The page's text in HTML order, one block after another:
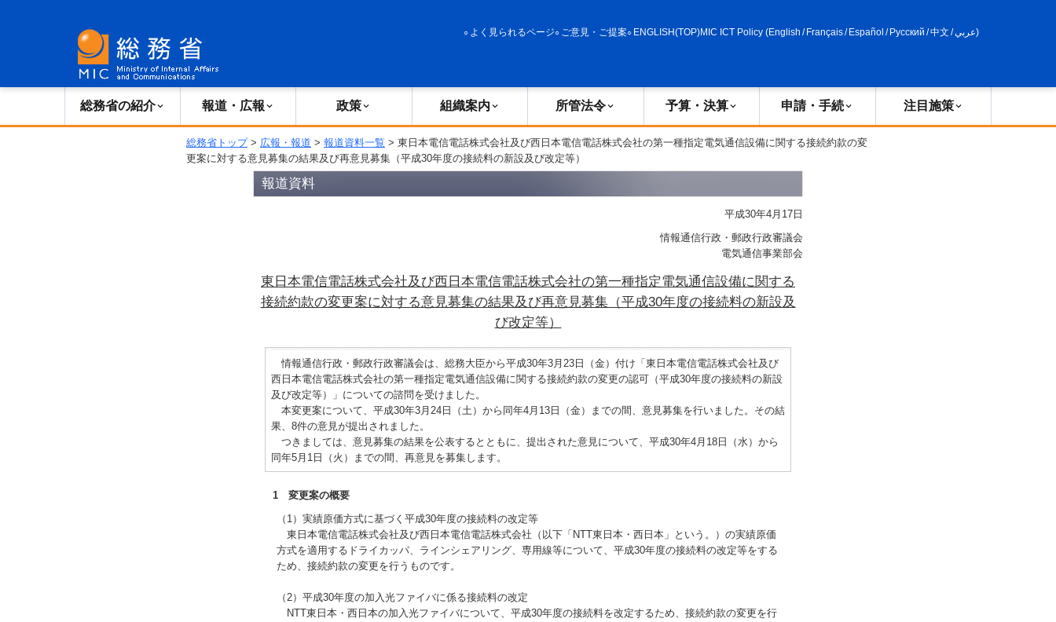
よく見られるページ ご意見・ご提案 ENGLISH(TOP)MIC ICT Policy (English / Français/ Español / Русский /中文 /عربي)
総務省の紹介 報道・広報 政策 組織案内 所管法令 予算・決算 申請・手続 注目施策
総務省トップ> 広報・報道 > 報道資料一覧 > 東日本電信電話株式会社及び西日本電信電話株式会社の第一種指定電気通信設備に関する接続約款の変
更案に対する意見募集の結果及び再意見募集（平成30年度の接続料の新設及び改定等）
報道資料
平成30年4月17日
情報通信行政・郵政行政審議会
電気通信事業部会
東日本電信電話株式会社及び西日本電信電話株式会社の第一種指定電気通信設備に関する
接続約款の変更案に対する意見募集の結果及び再意見募集（平成30年度の接続料の新設及
び改定等）
情報通信行政・郵政行政審議会は、総務大臣から平成30年3月23日（金）付け「東日本電信電話株式会社及び
西日本電信電話株式会社の第一種指定電気通信設備に関する接続約款の変更の認可（平成30年度の接続料の新設
及び改定等）」についての諮問を受けました。
本変更案について、平成30年3月24日（土）から同年4月13日（金）までの間、意見募集を行いました。その結
果、8件の意見が提出されました。
つきましては、意見募集の結果を公表するとともに、提出された意見について、平成30年4月18日（水）から
同年5月1日（火）までの間、再意見を募集します。
1 変更案の概要
（1）実績原価方式に基づく平成30年度の接続料の改定等
東日本電信電話株式会社及び西日本電信電話株式会社（以下「NTT東日本・西日本」という。）の実績原価
方式を適用するドライカッパ、ラインシェアリング、専用線等について、平成30年度の接続料の改定等をする
ため、接続約款の変更を行うものです。
（2）平成30年度の加入光ファイバに係る接続料の改定
NTT東日本・西日本の加入光ファイバについて、平成30年度の接続料を改定するため、接続約款の変更を行